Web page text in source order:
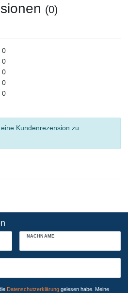
(0)
0
0
0
0
0
Kundenrezension zu
NACHNAME
Daten­schutz­erklärunggelesen habe. Meine